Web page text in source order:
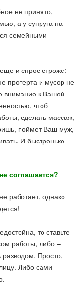
не принято,
а у супруга на
семейными
и спрос строже:
протерта и мусор не
внимание к Вашей
чтоб
сделать массаж,
поймет Ваш муж,
И быстренько
соглашается?
работает, однако
то ставьте
работы, либо –
разводом. Просто,
Либо сами